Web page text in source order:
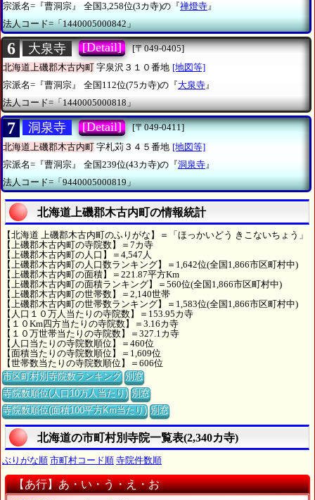
宗派名=『曹洞宗』
全国3,258位(3カ寺)の『禅燈寺』
法人コード=「1440005000842」
6 大泉寺 [Detail]
[〒049-0405]
北海道上磯郡木古内町 字泉沢３１０番地 [地図等]
宗派名=『曹洞宗』
全国112位(75カ寺)の『大泉寺』
法人コード=「1440005000818」
7 洞泉寺 [Detail]
[〒049-0411]
北海道上磯郡木古内町 字札苅３４５番地 [地図等]
宗派名=『曹洞宗』
全国239位(43カ寺)の『洞泉寺 』
法人コード=「9440005000819」
北海道上磯郡木古内町の情報統計
【北海道 上磯郡木古内町のふりがな】＝「ほっかいどう きこないちょう」
【上磯郡木古内町の寺院数】＝7カ寺
【上磯郡木古内町の人口】＝4,547人
【上磯郡木古内町の人口数ランキング】＝1,642位(全国1,866市区町村中)
【上磯郡木古内町の面積】＝221.87平方Km
【上磯郡木古内町の面積ランキング】＝560位(全国1,866市区町村中)
【上磯郡木古内町の世帯数】＝2,140世帯
【上磯郡木古内町の世帯数ランキング】＝1,583位(全国1,866市区町村中)
【人口１０万人当たりの寺院数】＝153.95カ寺
【１０Km四方当たりの寺院数】＝3.16カ寺
【１０万世帯当たりの寺院数】＝327.1カ寺
【人口当たりの寺院数順位】＝460位
【面積当たりの寺院数順位】＝1,609位
【世帯数当たりの寺院数順位】＝606位
市区町村別寺院数ランキング 別窓
寺院数順位(人口10万人当たり) 別窓
寺院数順位(面積100平方Km当たり) 別窓
北海道の市町村別寺院一覧表(2,340カ寺)
ぶりがな順 市町村コード順 寺院件数順
【あ行】あ・い・う・え・お